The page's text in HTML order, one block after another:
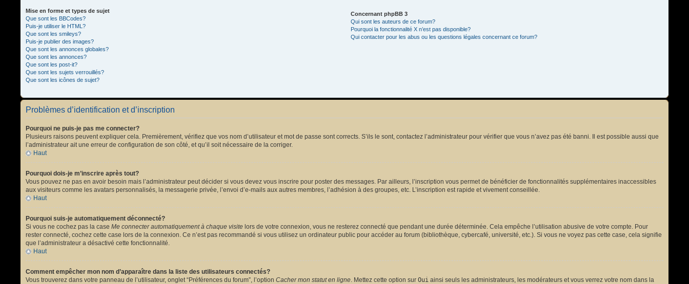
Mise en forme et types de sujet
Que sont les BBCodes?
Puis-je utiliser le HTML?
Que sont les smileys?
Puis-je publier des images?
Que sont les annonces globales?
Que sont les annonces?
Que sont les post-it?
Que sont les sujets verrouillés?
Que sont les icônes de sujet?
Concernant phpBB 3
Qui sont les auteurs de ce forum?
Pourquoi la fonctionnalité X n’est pas disponible?
Qui contacter pour les abus ou les questions légales concernant ce forum?
Problèmes d’identification et d’inscription
Pourquoi ne puis-je pas me connecter?
Plusieurs raisons peuvent expliquer cela. Premièrement, vérifiez que vos nom d’utilisateur et mot de passe sont corrects. S’ils le sont, contactez l’administrateur pour vérifier que vous n’avez pas été banni. Il est possible aussi que
l’administrateur ait une erreur de configuration de son côté, et qu’il soit nécessaire de la corriger.
Haut
Pourquoi dois-je m’inscrire après tout?
Vous pouvez ne pas en avoir besoin mais l’administrateur peut décider si vous devez vous inscrire pour poster des messages. Par ailleurs, l’inscription vous permet de bénéficier de fonctionnalités supplémentaires inaccessibles
aux visiteurs comme les avatars personnalisés, la messagerie privée, l’envoi d’e-mails aux autres membres, l’adhésion à des groupes, etc. L’inscription est rapide et vivement conseillée.
Haut
Pourquoi suis-je automatiquement déconnecté?
Si vous ne cochez pas la case Me connecter automatiquement à chaque visite lors de votre connexion, vous ne resterez connecté que pendant une durée déterminée. Cela empêche l’utilisation abusive de votre compte. Pour
rester connecté, cochez cette case lors de la connexion. Ce n’est pas recommandé si vous utilisez un ordinateur public pour accéder au forum (bibliothèque, cybercafé, université, etc.). Si vous ne voyez pas cette case, cela signifie
que l’administrateur a désactivé cette fonctionnalité.
Haut
Comment empêcher mon nom d’apparaître dans la liste des utilisateurs connectés?
Vous trouverez dans votre panneau de l’utilisateur, onglet “Préférences du forum”, l’option Cacher mon statut en ligne. Mettez cette option sur Oui ainsi seuls les administrateurs, les modérateurs et vous verrez votre nom dans la